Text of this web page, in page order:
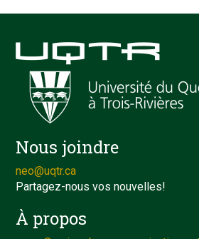
Nous joindre
neo@uqtr.ca
Partagez-nous vos nouvelles!
À propos